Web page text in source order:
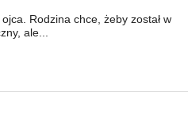
Rodzina chce, żeby został w
ale...